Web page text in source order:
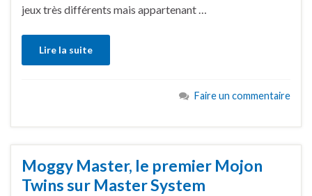
jeux très différents mais appartenant …
Lire la suite
Faire un commentaire
Moggy Master, le premier Mojon
Twins sur Master System